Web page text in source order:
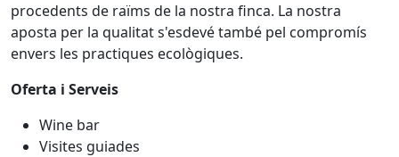
procedents de raïms de la nostra finca. La nostra
aposta per la qualitat s'esdevé també pel compromís
envers les practiques ecològiques.
Oferta i Serveis
Wine bar
Visites guiades